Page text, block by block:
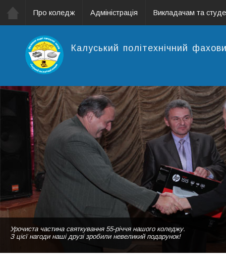
Про коледж Адміністрація Викладачам та
Калуський політехнічний
Урочиста частина святкування 55-річчя нашого коледжу.
З цієї нагоди наші друзі зробили невеликий подарунок!
Студентки нашого коледжу виконують пісню "Коледже мій" на сцені